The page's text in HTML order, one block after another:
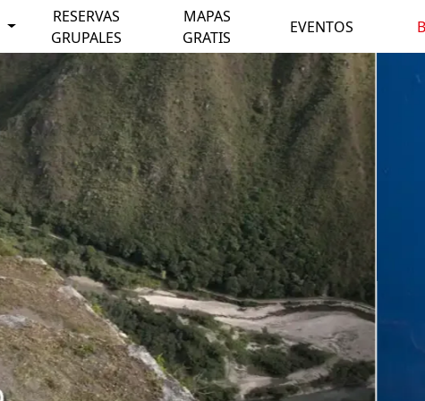
RESERVAS
GRUPALES
MAPAS
GRATIS
EVENTOS